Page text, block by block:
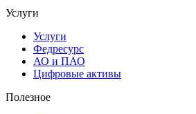
Услуги
Услуги
Федресурс
АО и ПАО
Цифровые активы
Полезное